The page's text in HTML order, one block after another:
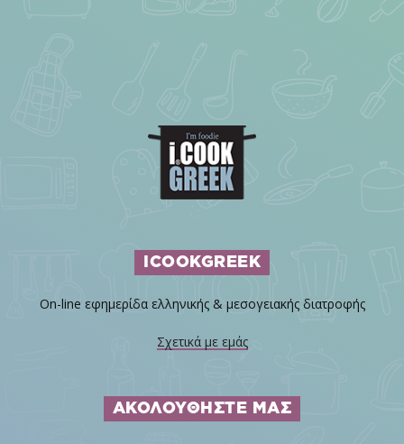
ICOOKGREEK
On-line εφημερίδα ελληνικής & μεσογειακής διατροφής
Σχετικά με εμάς
ΑΚΟΛΟΥΘΗΣΤΕ ΜΑΣ